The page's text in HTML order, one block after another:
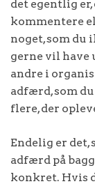
det egentlig
kommentere
noget, som du
gerne vil have
andre i
adfærd, som
flere, der
Endelig er
adfærd på
konkret. Hvis